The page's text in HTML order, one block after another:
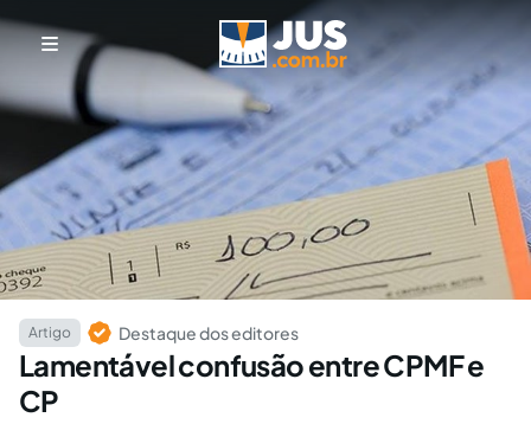
Artigo Destaque dos editores
Lamentável confusão entre CPMF e
CP